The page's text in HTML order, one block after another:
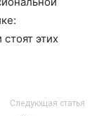
этих
Следующая статья